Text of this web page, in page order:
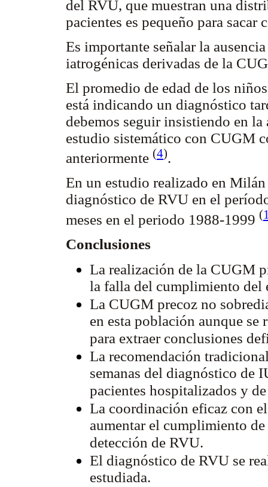
del RVU, que muestran una
pacientes es pequeño para sacar
Es importante señalar la
iatrogénicas derivadas de la
El promedio de edad de los
está indicando un diagnóstico
debemos seguir insistiendo en
estudio sistemático con CUGM
anteriormente (4).
En un estudio realizado en
diagnóstico de RVU en el
meses en el periodo 1988-1999 (
Conclusiones
La realización de la CUGM
la falla del cumplimiento del
La CUGM precoz no
en esta población aunque
para extraer conclusiones
La recomendación
semanas del diagnóstico de
pacientes hospitalizados y
La coordinación eficaz con
aumentar el cumplimiento
detección de RVU.
El diagnóstico de RVU se
estudiada.